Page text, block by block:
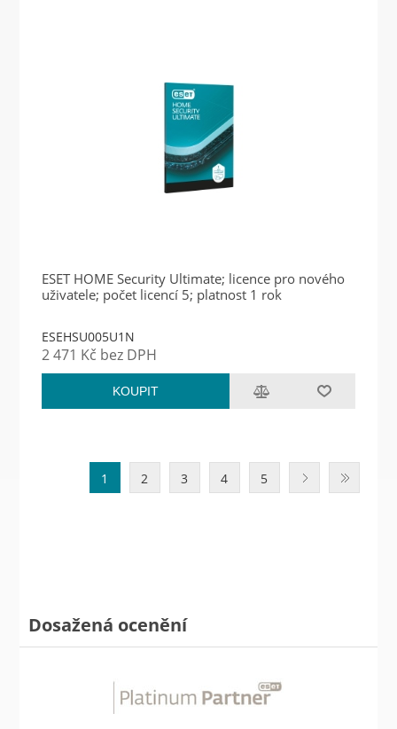
ESET HOME Security Ultimate; licence pro nového
uživatele; počet licencí 5; platnost 1 rok
ESEHSU005U1N
2 471 Kč bez DPH
KOUPIT
1 2 3 4 5
Dosažená ocenění